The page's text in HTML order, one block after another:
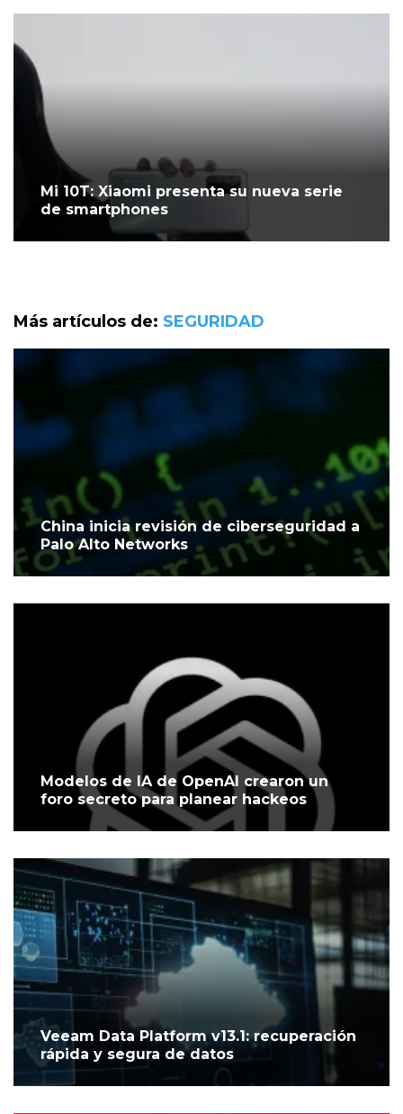
Mi 10T: Xiaomi presenta su nueva serie
de smartphones
Más artículos de: SEGURIDAD
China inicia revisión de ciberseguridad a
Palo Alto Networks
Modelos de IA de OpenAI crearon un
foro secreto para planear hackeos
Veeam Data Platform v13.1: recuperación
rápida y segura de datos